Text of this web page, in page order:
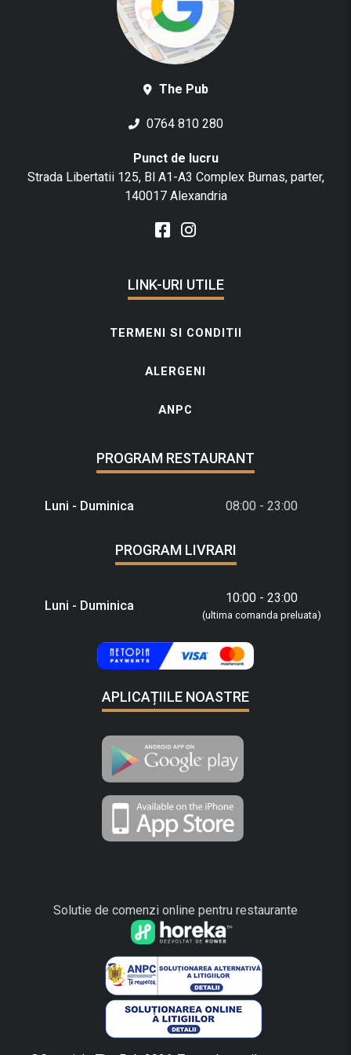
The Pub
0764 810 280
Punct de lucru
Strada Libertatii 125, Bl A1-A3 Complex Burnas, parter,
140017 Alexandria
LINK-URI UTILE
TERMENI SI CONDITII
ALERGENI
ANPC
PROGRAM RESTAURANT
Luni - Duminica 08:00 - 23:00
PROGRAM LIVRARI
Luni - Duminica 10:00 - 23:00
(ultima comanda preluata)
APLICAȚIILE NOASTRE
Solutie de comenzi online pentru restaurante